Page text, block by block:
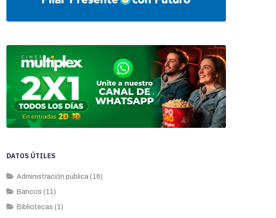
DATOS ÚTILES
Administración pública (16)
Bancos (11)
Bibliotecas (1)